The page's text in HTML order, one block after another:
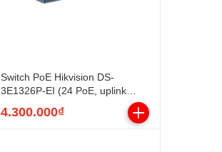
Switch PoE Hikvision DS-
3E1326P-EI (24 PoE, uplink
4.300.000₫